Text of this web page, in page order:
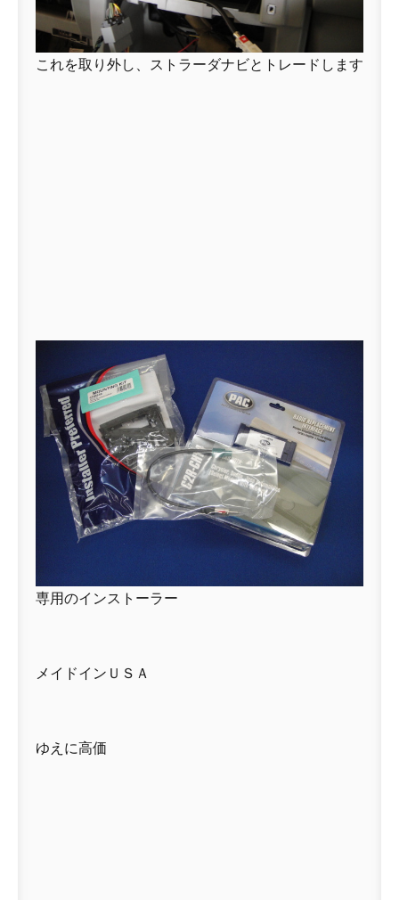
これを取り外し、ストラーダナビとトレードします
専用のインストーラー
メイドインＵＳＡ
ゆえに高価